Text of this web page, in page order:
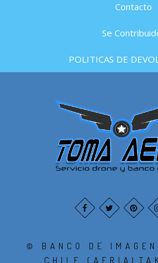
Contacto
Se
POLITICAS DE
© BANCO DE
CHILE